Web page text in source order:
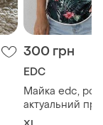
300 грн
EDC
Майка edc,
актуальний